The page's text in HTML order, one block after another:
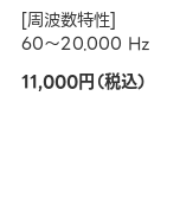
[周波数特性]
60～20.000 Hz
11,000円（税込）